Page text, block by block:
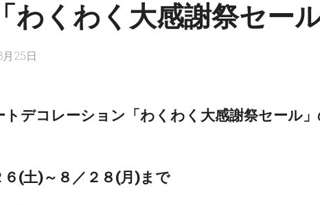
わくわく大感謝祭セー
25日
トデコレーション「わくわく大感謝祭セール
６(土)～８／２８(月)まで